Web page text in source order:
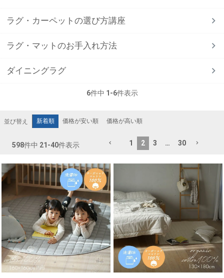
ラグ・カーペットの選び方講座
ラグ・マットのお手入れ方法
ダイニングラグ
6件中 1 -6件表示
並び替え 新着順 価格が安い順 価格が高い順
598件中 21 -40件表示 1 2 3 … 30